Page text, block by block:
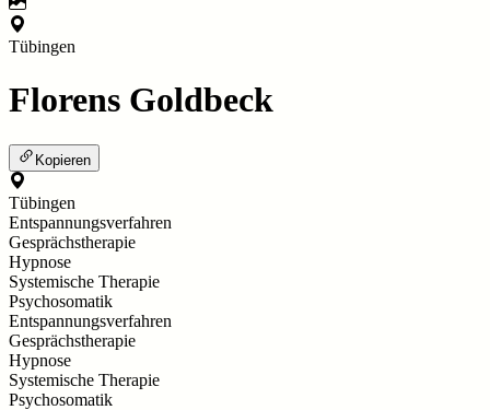
Tübingen
Florens Goldbeck
Kopieren
Tübingen
Entspannungsverfahren
Gesprächstherapie
Hypnose
Systemische Therapie
Psychosomatik
Entspannungsverfahren
Gesprächstherapie
Hypnose
Systemische Therapie
Psychosomatik